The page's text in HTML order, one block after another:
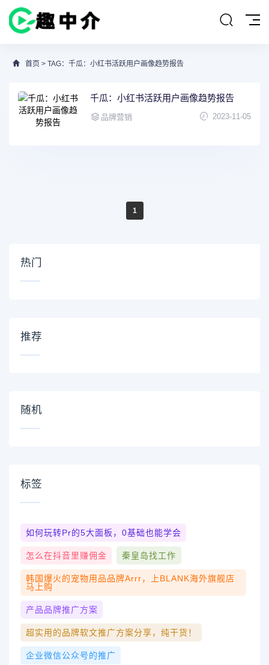
首页 > TAG：千瓜：小红书活跃用户画像趋势报告
千瓜：小红书活跃用户画像趋势报告
品牌营销 2023-11-05
1
热门
推荐
随机
标签
如何玩转pr的5大面板，0基础也能学会
怎么在抖音里赚佣金 秦皇岛找工作
韩国爆火的宠物用品品牌arrr，上BLANK海外旗舰店
马上购
产品品牌推广方案
超实用的品牌软文推广方案分享，纯干货！
企业微信公众号的推广